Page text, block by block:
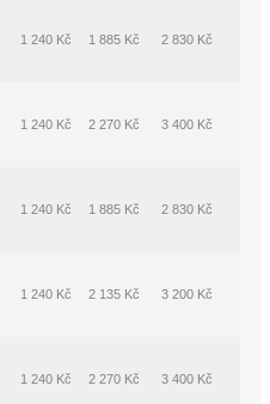
1 240 Kč 1 885 Kč 2 830 Kč
1 240 Kč 2 270 Kč 3 400 Kč
1 240 Kč 1 885 Kč 2 830 Kč
1 240 Kč 2 135 Kč 3 200 Kč
1 240 Kč 2 270 Kč 3 400 Kč